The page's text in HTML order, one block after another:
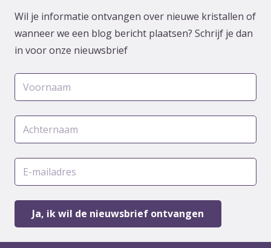
Wil je informatie ontvangen over nieuwe kristallen of
wanneer we een blog bericht plaatsen? Schrijf je dan
in voor onze nieuwsbrief